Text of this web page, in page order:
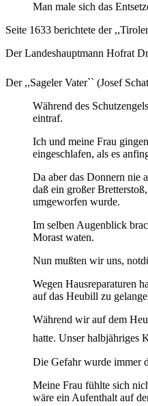
Man male sich das
Seite 1633 berichtete der
Der Landeshauptmann Hofrat
Der ,,Sageler Vater`` (Josef
Während des
eintraf.
Ich und meine Frau
eingeschlafen, als es
Da aber das Donnern nie
daß ein großer
umgeworfen wurde.
Im selben Augenblick
Morast waten.
Nun mußten wir uns,
Wegen Hausreparaturen
auf das Heubill zu
Während wir auf dem
hatte. Unser halbjähriges
Die Gefahr wurde immer
Meine Frau fühlte sich
wäre ein Aufenthalt auf